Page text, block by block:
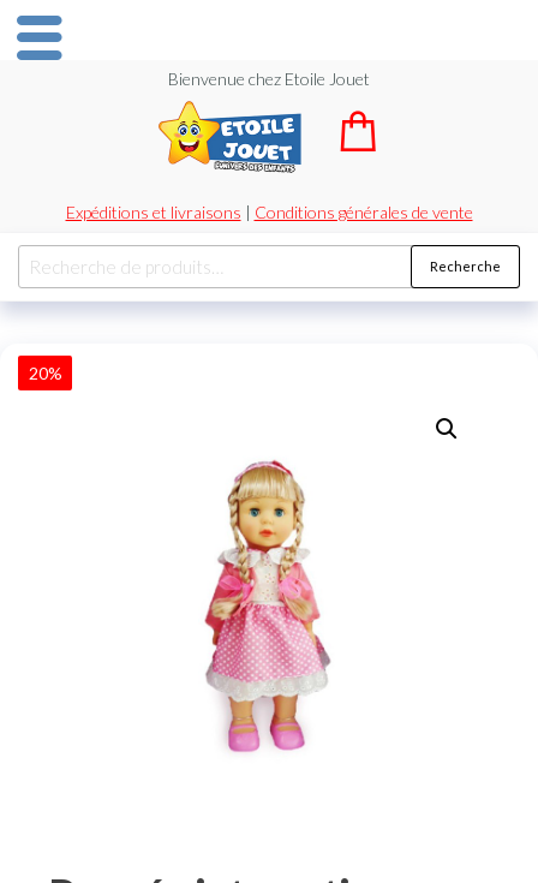
Bienvenue chez Etoile Jouet
Expéditions et livraisons | Conditions générales de vente
Recherche
20%